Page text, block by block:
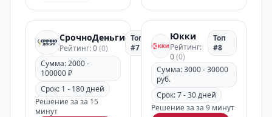
СрочноДеньги
Рейтинг: 0(0)
Топ
#7
Сумма: 2000 -
100000 ₽
Срок: 1 - 180 дней
Решение за за 15
минут
Юкки
Рейтинг:
0(0)
Топ
#8
Сумма: 3000 - 30000
руб.
Срок: 7 - 30 дней
Решение за за 9 минут